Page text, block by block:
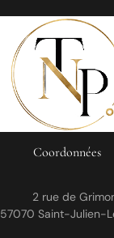
Coordonnées
2 rue de
57070 Saint-Julien-